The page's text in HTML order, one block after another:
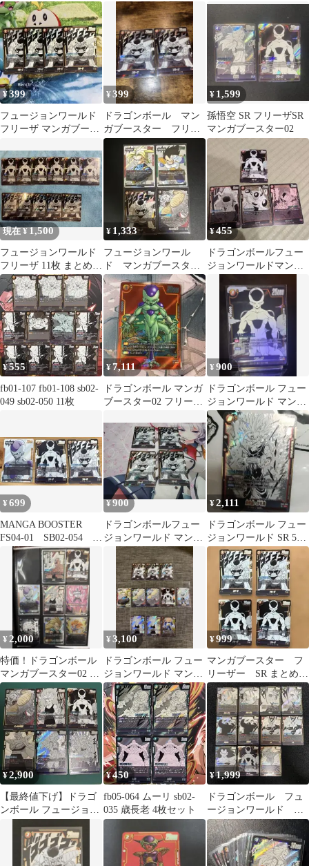
フリーザ トランク
ス SR
ンガブースター フリ
¥399
フュージョンワールド
フリーザ マンガブース
¥399
ドラゴンボール マン
ガブースター フリー
ザ SB02-053 SR
¥ 1,599
孫悟空 SR フリーザSR
マンガブースター02
現在 ¥1,500
フュージョンワールド
フリーザ 11枚 まとめ売
り マンガブースター
SR
¥ 1,333
フュージョンワール
ド マンガブースタ
ー SR L まとめ売り
¥455
ドラゴンボールフュー
ジョンワールドマンガ
SR フリーザ特集
¥555
fb01-107 fb01-108 sb02-
049 sb02-050 11枚
¥7,111
ドラゴンボール マンガ
ブースター02 フリーザ
¥900
ドラゴンボール フュー
ジョンワールド マンガ
ブースター02 SRフリー
ザ
¥699
MANGA BOOSTER
FS04-01 SB02-054
SB02-053
¥900
ドラゴンボールフュー
ジョンワールド マンガ
ブースター02フリーザ
SR8枚セット
¥2,111
ドラゴンボール フュー
ジョンワールド SR 5枚
セット マンガブース
ター
¥ 2,000
特価！ドラゴンボール
マンガブースター02 孫
悟空 SR などまとめ売
り
¥3,100
ドラゴンボール フュー
ジョンワールド マンガ
ブースター2カードセッ
ト
¥999
マンガブースター フ
リーザー SR まとめ売
り
¥2,900
【最終値下げ】ドラゴ
ンボール フュージョン
ター02 SR
¥450
fb05-064 ムーリ sb02-
035 歳長老 4枚セット
¥1,999
ドラゴンボール フュ
ージョンワールド マ
ンガブースター SRま
とめ売り 11枚